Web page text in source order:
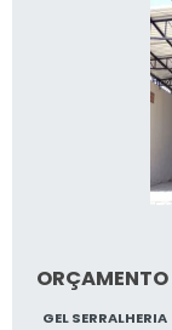
GEL SERRALHERIA